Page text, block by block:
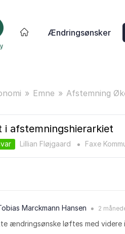
Ændringsønsker
Emne Afstemning
i afstemningshierarkiet
Lillian Fløjgaard ● Faxe
Marckmann Hansen ● 2
ændringsønske løftes med videre